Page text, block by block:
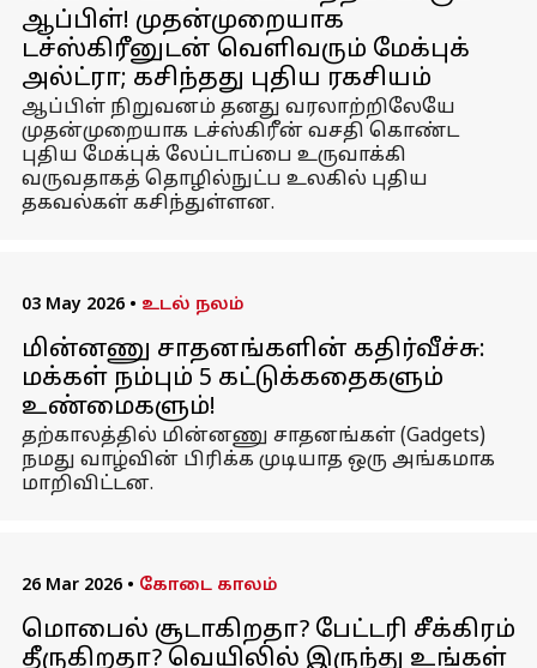
ஆப்பிள்! முதன்முறையாக
டச்ஸ்கிரீனுடன் வெளிவரும் மேக்புக்
அல்ட்ரா; கசிந்தது புதிய ரகசியம்
ஆப்பிள் நிறுவனம் தனது வரலாற்றிலேயே
முதன்முறையாக டச்ஸ்கிரீன் வசதி கொண்ட
புதிய மேக்புக் லேப்டாப்பை உருவாக்கி
வருவதாகத் தொழில்நுட்ப உலகில் புதிய
தகவல்கள் கசிந்துள்ளன.
03 May 2026 • உடல் நலம்
மின்னணு சாதனங்களின் கதிர்வீச்சு:
மக்கள் நம்பும் 5 கட்டுக்கதைகளும்
உண்மைகளும்!
தற்காலத்தில் மின்னணு சாதனங்கள் (Gadgets)
நமது வாழ்வின் பிரிக்க முடியாத ஒரு அங்கமாக
மாறிவிட்டன.
26 Mar 2026 • கோடை காலம்
மொபைல் சூடாகிறதா? பேட்டரி சீக்கிரம்
தீருகிறதா? வெயிலில் இருந்து உங்கள்